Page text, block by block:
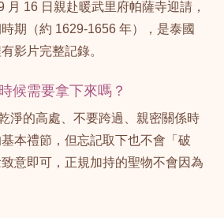
月 16 日親赴暖武里府帕薩寺迎請，
期（約 1629-1656 年），是泰國
影片完整記錄。
候需要拿下來嗎？
淨的高處、不要跨過、親密關係時
本禮節，但忘記取下也不會「破
意即可，正規加持的聖物不會因為